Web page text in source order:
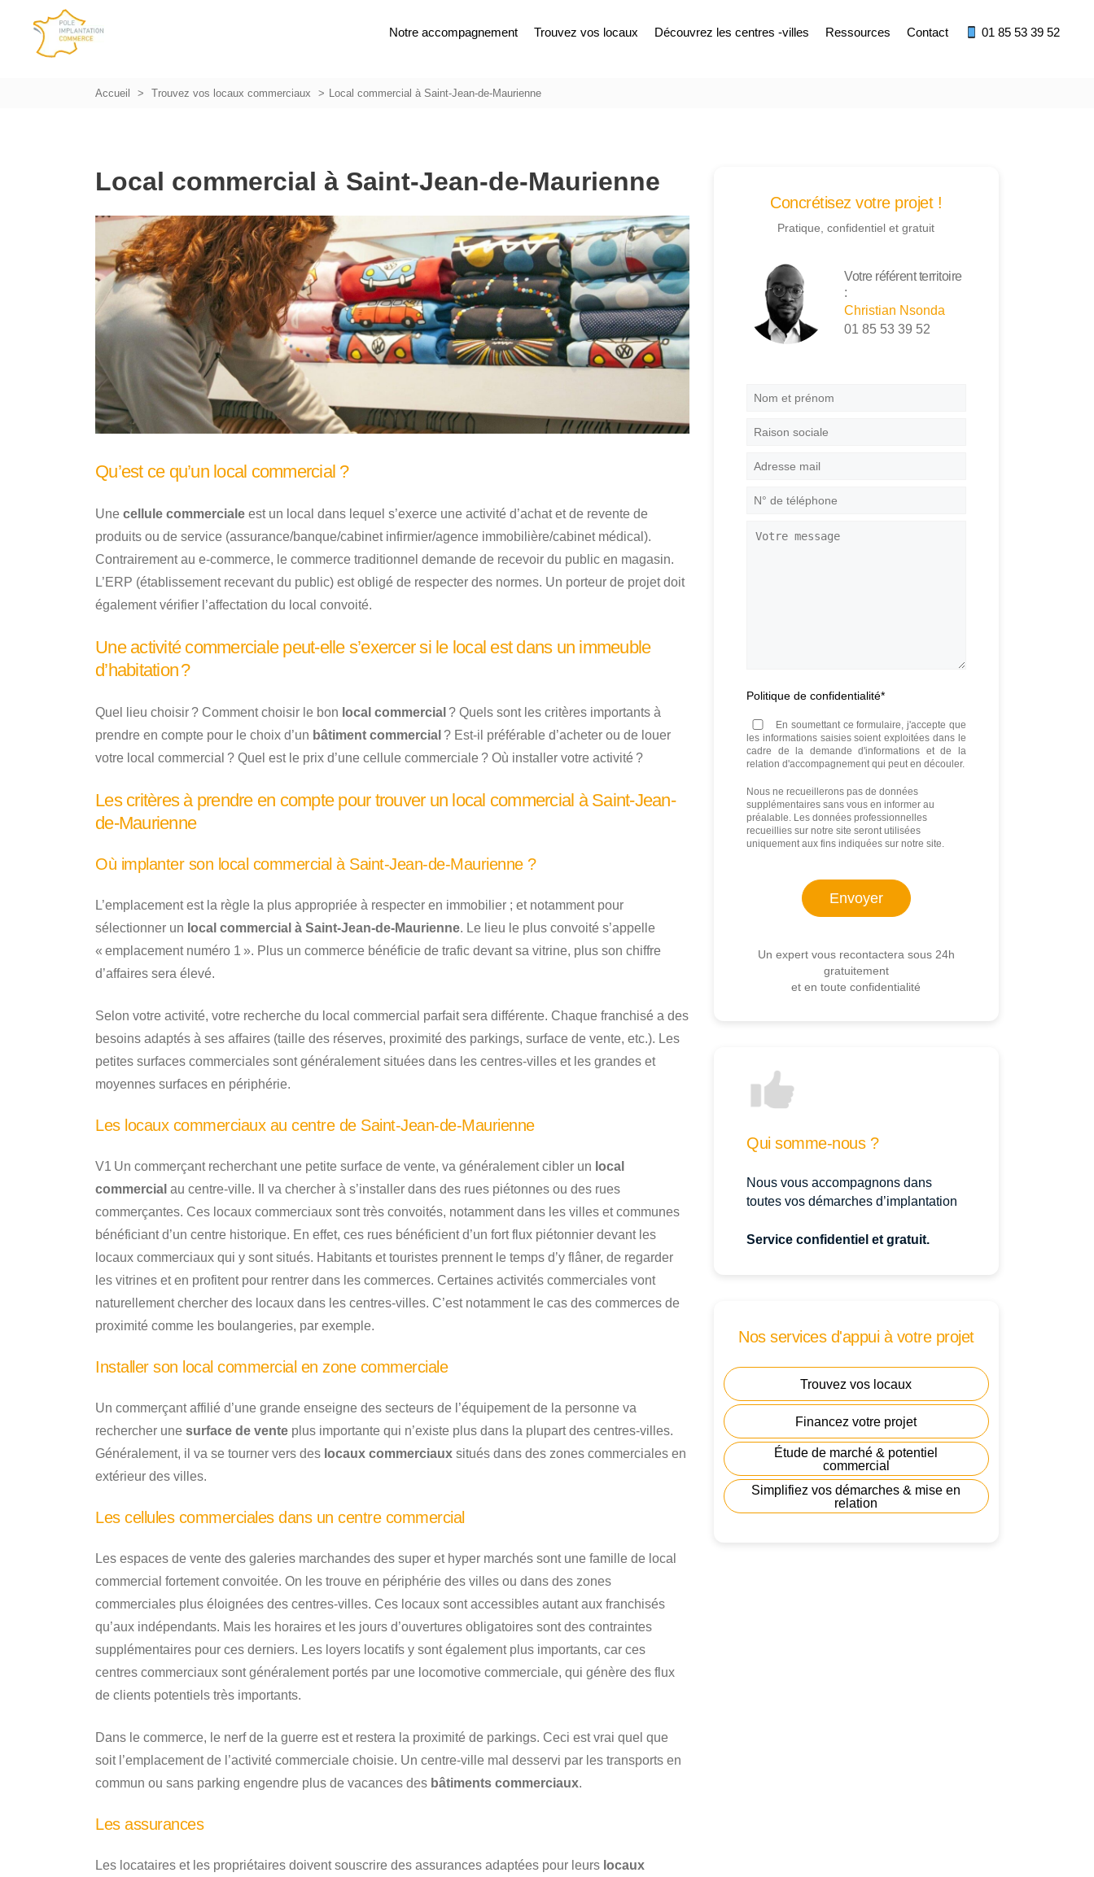
Notre accompagnement Trouvez vos locaux Découvrez les centres -villes Ressources Contact 01 85 53 39 52
Accueil Trouvez vos locaux commerciaux Local commercial à Saint-Jean-de-Maurienne
Local commercial à Saint-Jean-de-Maurienne
Qu’est ce qu’un local commercial ?
Une cellule commerciale est un local dans lequel s’exerce une activité d’achat et de revente de
produits ou de service (assurance/banque/cabinet infirmier/agence immobilière/cabinet médical).
Contrairement au e-commerce, le commerce traditionnel demande de recevoir du public en magasin.
L’ERP (établissement recevant du public) est obligé de respecter des normes. Un porteur de projet doit
également vérifier l’affectation du local convoité.
Une activité commerciale peut-elle s’exercer si le local est dans un immeuble
d’habitation ?
Quel lieu choisir ? Comment choisir le bon local commercial ? Quels sont les critères importants à
prendre en compte pour le choix d’un bâtiment commercial ? Est-il préférable d’acheter ou de louer
votre local commercial ? Quel est le prix d’une cellule commerciale ? Où installer votre activité ?
Les critères à prendre en compte pour trouver un local commercial à Saint-Jean-
de-Maurienne
Où implanter son local commercial à Saint-Jean-de-Maurienne ?
L’emplacement est la règle la plus appropriée à respecter en immobilier ; et notamment pour
sélectionner un local commercial à Saint-Jean-de-Maurienne. Le lieu le plus convoité s’appelle
« emplacement numéro 1 ». Plus un commerce bénéficie de trafic devant sa vitrine, plus son chiffre
d’affaires sera élevé.
Selon votre activité, votre recherche du local commercial parfait sera différente. Chaque franchisé a des
besoins adaptés à ses affaires (taille des réserves, proximité des parkings, surface de vente, etc.). Les
petites surfaces commerciales sont généralement situées dans les centres-villes et les grandes et
moyennes surfaces en périphérie.
Les locaux commerciaux au centre de Saint-Jean-de-Maurienne
V1 Un commerçant recherchant une petite surface de vente, va généralement cibler un local
commercial au centre-ville. Il va chercher à s’installer dans des rues piétonnes ou des rues
commerçantes. Ces locaux commerciaux sont très convoités, notamment dans les villes et communes
bénéficiant d’un centre historique. En effet, ces rues bénéficient d’un fort flux piétonnier devant les
locaux commerciaux qui y sont situés. Habitants et touristes prennent le temps d’y flâner, de regarder
les vitrines et en profitent pour rentrer dans les commerces. Certaines activités commerciales vont
naturellement chercher des locaux dans les centres-villes. C’est notamment le cas des commerces de
proximité comme les boulangeries, par exemple.
Installer son local commercial en zone commerciale
Un commerçant affilié d’une grande enseigne des secteurs de l’équipement de la personne va
rechercher une surface de vente plus importante qui n’existe plus dans la plupart des centres-villes.
Généralement, il va se tourner vers des locaux commerciaux situés dans des zones commerciales en
extérieur des villes.
Les cellules commerciales dans un centre commercial
Les espaces de vente des galeries marchandes des super et hyper marchés sont une famille de local
commercial fortement convoitée. On les trouve en périphérie des villes ou dans des zones
commerciales plus éloignées des centres-villes. Ces locaux sont accessibles autant aux franchisés
qu’aux indépendants. Mais les horaires et les jours d’ouvertures obligatoires sont des contraintes
supplémentaires pour ces derniers. Les loyers locatifs y sont également plus importants, car ces
centres commerciaux sont généralement portés par une locomotive commerciale, qui génère des flux
de clients potentiels très importants.
Dans le commerce, le nerf de la guerre est et restera la proximité de parkings. Ceci est vrai quel que
soit l’emplacement de l’activité commerciale choisie. Un centre-ville mal desservi par les transports en
commun ou sans parking engendre plus de vacances des bâtiments commerciaux.
Les assurances
Les locataires et les propriétaires doivent souscrire des assurances adaptées pour leurs locaux
Concrétisez votre projet !
Pratique, confidentiel et gratuit
Votre référent territoire
:
Christian Nsonda
01 85 53 39 52
Nom
prénom*
Raison
Adresse
N°
téléphone*
Votre
Politique de confidentialité*
En soumettant ce formulaire, j'accepte que
les informations saisies soient exploitées dans le
cadre de la demande d'informations et de la
relation d'accompagnement qui peut en découler.
Nous ne recueillerons pas de données
supplémentaires sans vous en informer au
préalable. Les données professionnelles
recueillies sur notre site seront utilisées
uniquement aux fins indiquées sur notre site.
Un expert vous recontactera sous 24h
gratuitement
et en toute confidentialité
Qui somme-nous ?
Nous vous accompagnons dans
toutes vos démarches d’implantation
Service confidentiel et gratuit.
Nos services d'appui à votre projet
Trouvez vos locaux
Financez votre projet
Étude de marché & potentiel
commercial
Simplifiez vos démarches & mise en
relation